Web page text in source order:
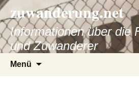
zuwanderung.net
Informationen über die
und Zuwanderer
Menü